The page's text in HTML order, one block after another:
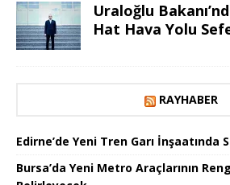
Uraloğlu
Hat Hava Yolu
RAYHABER
Edirne’de Yeni Tren Garı İnşaatında
Bursa’da Yeni Metro Araçlarının